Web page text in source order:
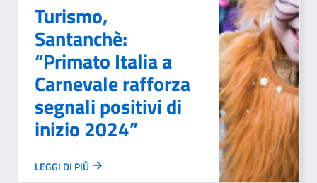
Turismo,
Santanchè:
“Primato Italia a
Carnevale rafforza
segnali positivi di
inizio 2024”
LEGGI DI PIÙ